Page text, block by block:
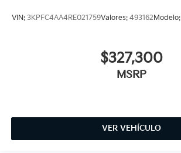
VIN: 3KPFC4AA4RE021759Valores: 493162Modelo:
$327,300
MSRP
VER VEHÍCULO